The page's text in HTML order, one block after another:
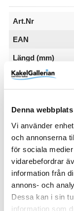
Denna
Vi använder
och annonserna
för sociala
vidarebefordrar
information från
annons- och
Dessa kan i sin
information som
Art.Nr
EAN
Längd (mm)
RSK
SKU /
Relaterade
Varumärken /
Hem &